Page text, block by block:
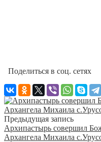
Поделиться в соц. сетях
Предыдущая запись
Архипастырь совершил
Архангела Михаила